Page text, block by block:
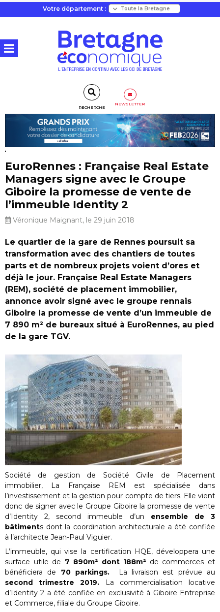
Votre département :
RECHERCHE
NEWSLETTER
EuroRennes : Française Real Estate
Managers signe avec le Groupe
Giboire la promesse de vente de
l’immeuble Identity 2
Véronique Maignant, le 29 juin 2018
Le quartier de la gare de Rennes poursuit sa
transformation avec des chantiers de toutes
parts et de nombreux projets voient d’ores et
déjà le jour. Française Real Estate Managers
(REM), société de placement immobilier,
annonce avoir signé avec le groupe rennais
Giboire la promesse de vente d’un immeuble de
7 890 m² de bureaux situé à EuroRennes, au pied
de la gare TGV.
Société de gestion de Société Civile de Placement
immobilier, La Française REM est spécialisée dans
l’investissement et la gestion pour compte de tiers. Elle vient
donc de signer avec le Groupe Giboire la promesse de vente
d’Identity 2, second immeuble d’un ensemble de 3
bâtiments dont la coordination architecturale a été confiée
à l’architecte Jean-Paul Viguier.
L’immeuble, qui vise la certification HQE, développera une
surface utile de 7 890m² dont 188m² de commerces et
bénéficiera de 70 parkings.
La livraison est prévue au
second trimestre 2019. La commercialisation locative
d’Identity 2 a été confiée en exclusivité à Giboire Entreprise
et Commerce, filiale du Groupe Giboire.